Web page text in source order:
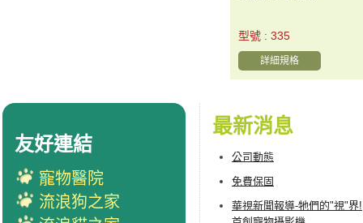
型號 : 335
詳細規格
最新消息
公司動態
免費保固
華視新聞報導-牠們的"視"界!
友好連結
寵物醫院
流浪狗之家